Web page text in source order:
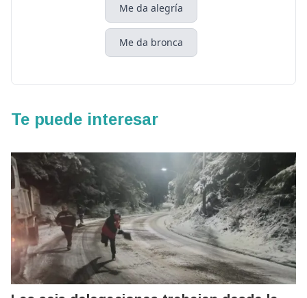
Me da alegría
Me da bronca
Te puede interesar